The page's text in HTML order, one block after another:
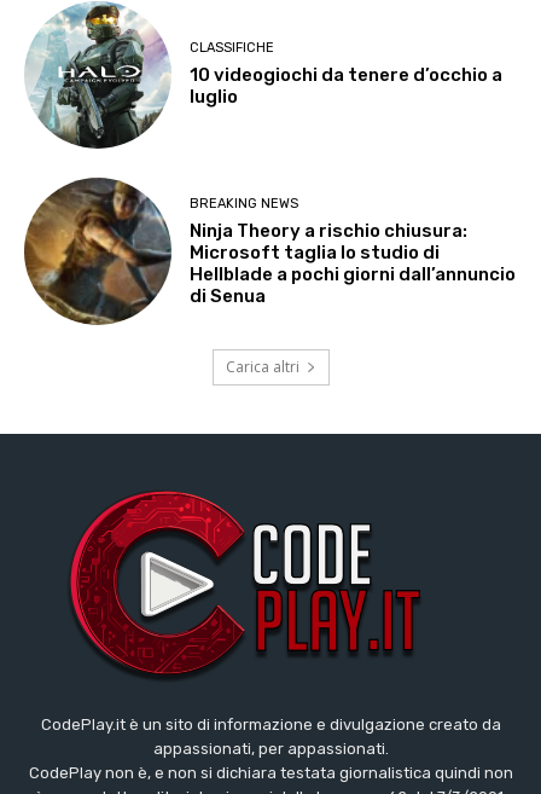
CLASSIFICHE
10 videogiochi da tenere d’occhio a
luglio
BREAKING NEWS
Ninja Theory a rischio chiusura:
Microsoft taglia lo studio di
Hellblade a pochi giorni dall’annuncio
di Senua
Carica altri
CodePlay.it è un sito di informazione e divulgazione creato da
appassionati, per appassionati.
CodePlay non è, e non si dichiara testata giornalistica quindi non